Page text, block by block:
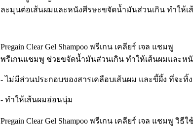
ละมุนต่อเส้นผมและหนังศีรษะขจัดน้ำมันส่วนเกิน ทำให้
Pregain Clear Gel Shampoo พรีเกน เคลียร์ เจล แชมพู
พรีเกนแชมพู ช่วยขจัดน้ำมันส่วนเกิน ทำให้เส้นผมและ
- ไม่มีส่วนประกอบของสารเคลือบเส้นผม และขี้ผึ้ง ที่จะทิ้
- ทำให้เส้นผมอ่อนนุ่ม
Pregain Clear Gel Shampoo พรีเกน เคลียร์ เจล แชมพู วิธีใช้